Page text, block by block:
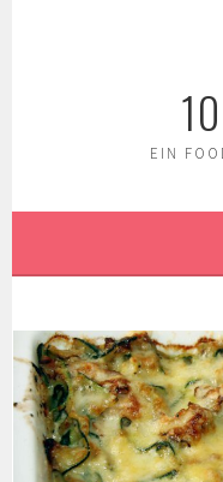
EIN